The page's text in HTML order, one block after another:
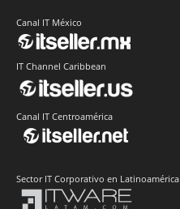
Canal IT México
IT Channel Caribbean
Canal IT Centroamérica
Sector IT Corporativo en Latinoamérica